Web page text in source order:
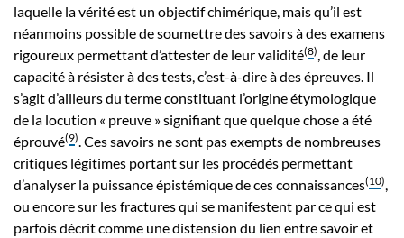
laquelle la vérité est un objectif chimérique, mais qu’il est
néanmoins possible de soumettre des savoirs à des examens
rigoureux permettant d’attester de leur validité(8), de leur
capacité à résister à des tests, c’est-à-dire à des épreuves. Il
s’agit d’ailleurs du terme constituant l’origine étymologique
de la locution « preuve » signifiant que quelque chose a été
éprouvé(9). Ces savoirs ne sont pas exempts de nombreuses
critiques légitimes portant sur les procédés permettant
d’analyser la puissance épistémique de ces connaissances(10),
ou encore sur les fractures qui se manifestent par ce qui est
parfois décrit comme une distension du lien entre savoir et